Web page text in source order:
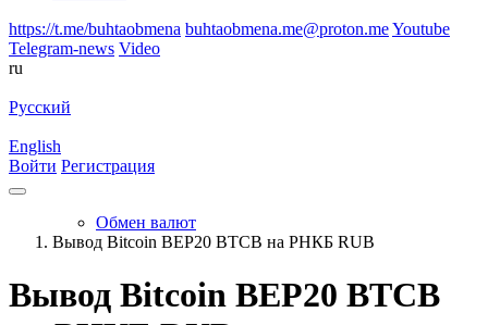
https://t.me/buhtaobmena buhtaobmena.me@proton.meYoutube
Telegram-news Video
ru
Русский
English
Войти Регистрация
Обмен валют
Вывод Bitcoin BEP20 BTCB на РНКБ RUB
Вывод Bitcoin BEP20 BTCB